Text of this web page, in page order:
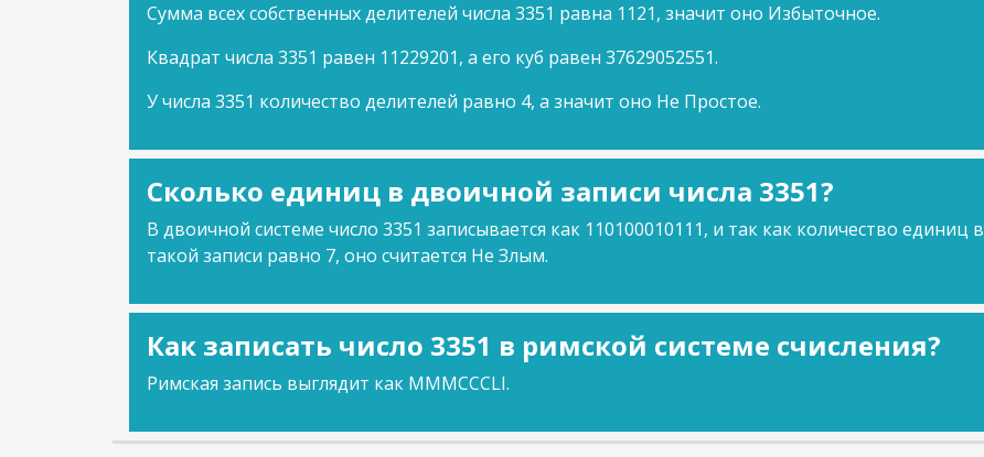
Сумма всех собственных делителей числа 3351 равна 1121, значит оно Избыточное.
Квадрат числа 3351 равен 11229201, а его куб равен 37629052551.
У числа 3351 количество делителей равно 4, а значит оно Не Простое.
Сколько единиц в двоичной записи числа 3351?
В двоичной системе число 3351 записывается как 110100010111, и так как количество единиц в
такой записи равно 7, оно считается Не Злым.
Как записать число 3351 в римской системе счисления?
Римская запись выглядит как MMMCCCLI.